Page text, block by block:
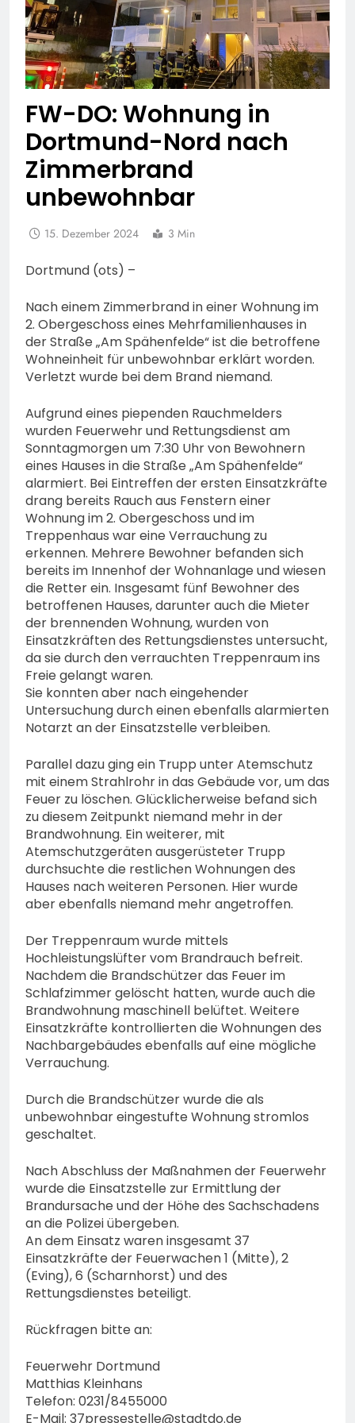
FW-DO: Wohnung in
Dortmund-Nord nach
Zimmerbrand
unbewohnbar
15. Dezember 2024 3 Min
Dortmund (ots) –
Nach einem Zimmerbrand in einer Wohnung im
2. Obergeschoss eines Mehrfamilienhauses in
der Straße „Am Spähenfelde“ ist die betroffene
Wohneinheit für unbewohnbar erklärt worden.
Verletzt wurde bei dem Brand niemand.
Aufgrund eines piependen Rauchmelders
wurden Feuerwehr und Rettungsdienst am
Sonntagmorgen um 7:30 Uhr von Bewohnern
eines Hauses in die Straße „Am Spähenfelde“
alarmiert. Bei Eintreffen der ersten Einsatzkräfte
drang bereits Rauch aus Fenstern einer
Wohnung im 2. Obergeschoss und im
Treppenhaus war eine Verrauchung zu
erkennen. Mehrere Bewohner befanden sich
bereits im Innenhof der Wohnanlage und wiesen
die Retter ein. Insgesamt fünf Bewohner des
betroffenen Hauses, darunter auch die Mieter
der brennenden Wohnung, wurden von
Einsatzkräften des Rettungsdienstes untersucht,
da sie durch den verrauchten Treppenraum ins
Freie gelangt waren.
Sie konnten aber nach eingehender
Untersuchung durch einen ebenfalls alarmierten
Notarzt an der Einsatzstelle verbleiben.
Parallel dazu ging ein Trupp unter Atemschutz
mit einem Strahlrohr in das Gebäude vor, um das
Feuer zu löschen. Glücklicherweise befand sich
zu diesem Zeitpunkt niemand mehr in der
Brandwohnung. Ein weiterer, mit
Atemschutzgeräten ausgerüsteter Trupp
durchsuchte die restlichen Wohnungen des
Hauses nach weiteren Personen. Hier wurde
aber ebenfalls niemand mehr angetroffen.
Der Treppenraum wurde mittels
Hochleistungslüfter vom Brandrauch befreit.
Nachdem die Brandschützer das Feuer im
Schlafzimmer gelöscht hatten, wurde auch die
Brandwohnung maschinell belüftet. Weitere
Einsatzkräfte kontrollierten die Wohnungen des
Nachbargebäudes ebenfalls auf eine mögliche
Verrauchung.
Durch die Brandschützer wurde die als
unbewohnbar eingestufte Wohnung stromlos
geschaltet.
Nach Abschluss der Maßnahmen der Feuerwehr
wurde die Einsatzstelle zur Ermittlung der
Brandursache und der Höhe des Sachschadens
an die Polizei übergeben.
An dem Einsatz waren insgesamt 37
Einsatzkräfte der Feuerwachen 1 (Mitte), 2
(Eving), 6 (Scharnhorst) und des
Rettungsdienstes beteiligt.
Rückfragen bitte an:
Feuerwehr Dortmund
Matthias Kleinhans
Telefon: 0231/8455000
E-Mail: 37pressestelle@stadtdo.de